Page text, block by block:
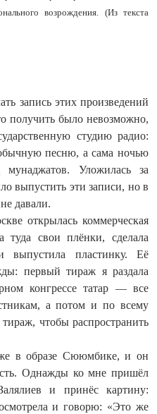
возрождения. (Из текста
запись этих произведений
получить было невозможно,
студию радио:
песню, а сама ночью
Уложилась за
выпустить эти записи, но в
давали.
открылась коммерческая
туда свои плёнки, сделала
пластинку. Её
первый тираж я раздала
конгрессе татар — все
а потом и по всему
чтобы распространить
в образе Сююмбике, и он
Однажды ко мне пришёл
и принёс картину:
и говорю: «Это же